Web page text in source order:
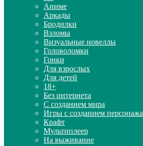
Аниме
Аркады
Бродилки
Взломы
Визуальные новеллы
Головоломки
Гонки
Для взрослых
Для детей
18+
Без интернета
С созданием мира
Игры с созданием персонажа
Крафт
Мультиплеер
На выживание